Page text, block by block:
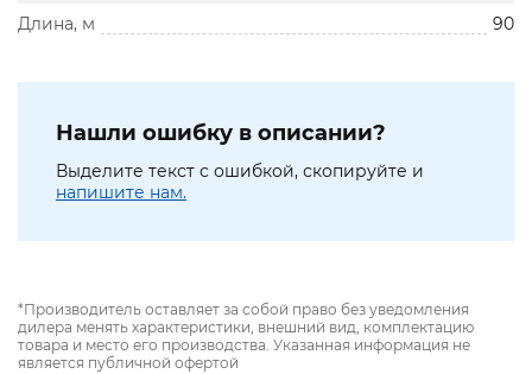
Длина, м
90
Нашли ошибку в описании?
Выделите текст с ошибкой, скопируйте и
напишите нам.
*Производитель оставляет за собой право без уведомления
дилера менять характеристики, внешний вид, комплектацию
товара и место его производства. Указанная информация не
является публичной офертой